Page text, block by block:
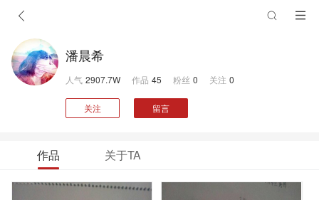
潘晨希
人气 2907.7W 作品 45 粉丝 0 关注 0
关注 留言
作品 关于TA